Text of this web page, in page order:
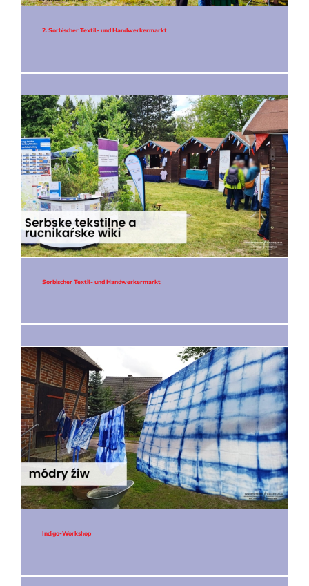
2. Sorbischer Textil- und Handwerkermarkt
Sorbischer Textil- und Handwerkermarkt
Indigo-Workshop